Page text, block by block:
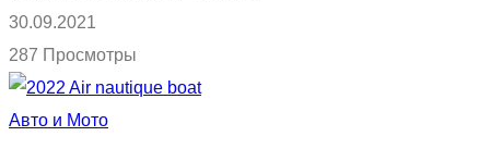
30.09.2021
287 Просмотры
Авто и Мото